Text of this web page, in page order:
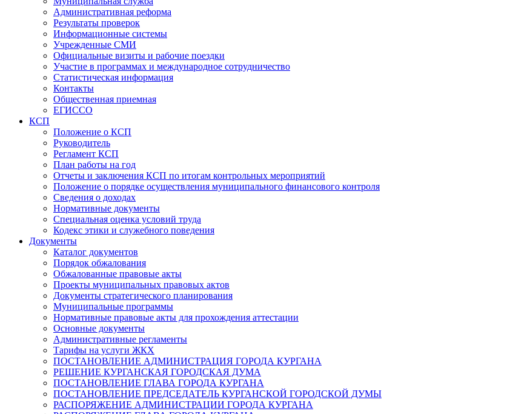
Административная реформа
Результаты проверок
Информационные системы
Учрежденные СМИ
Официальные визиты и рабочие поездки
Участие в программах и международное сотрудничество
Статистическая информация
Контакты
Общественная приемная
ЕГИССО
КСП
Положение о КСП
Руководитель
Регламент КСП
План работы на год
Отчеты и заключения КСП по итогам контрольных мероприятий
Положение о порядке осуществления муниципального финансового контроля
Сведения о доходах
Нормативные документы
Специальная оценка условий труда
Кодекс этики и служебного поведения
Документы
Каталог документов
Порядок обжалования
Обжалованные правовые акты
Проекты муниципальных правовых актов
Документы стратегического планирования
Муниципальные программы
Нормативные правовые акты для прохождения аттестации
Основные документы
Административные регламенты
Тарифы на услуги ЖКХ
ПОСТАНОВЛЕНИЕ АДМИНИСТРАЦИЯ ГОРОДА КУРГАНА
РЕШЕНИЕ КУРГАНСКАЯ ГОРОДСКАЯ ДУМА
ПОСТАНОВЛЕНИЕ ГЛАВА ГОРОДА КУРГАНА
ПОСТАНОВЛЕНИЕ ПРЕДСЕДАТЕЛЬ КУРГАНСКОЙ ГОРОДСКОЙ ДУМЫ
РАСПОРЯЖЕНИЕ АДМИНИСТРАЦИИ ГОРОДА КУРГАНА